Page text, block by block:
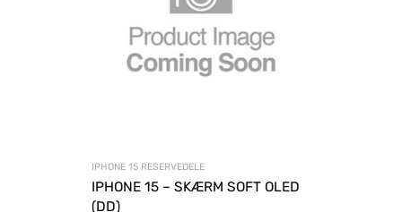
IPHONE 15 RESERVEDELE
IPHONE 15 – SKÆRM SOFT OLED
(DD)